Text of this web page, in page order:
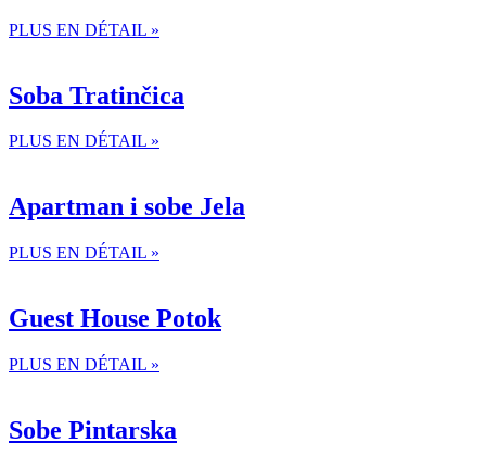
PLUS EN DÉTAIL »
Soba Tratinčica
PLUS EN DÉTAIL »
Apartman i sobe Jela
PLUS EN DÉTAIL »
Guest House Potok
PLUS EN DÉTAIL »
Sobe Pintarska